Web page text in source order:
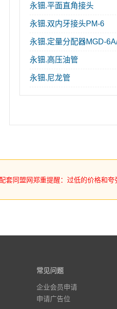
永钿.平面直角接头
永钿.双内牙接头PM-6
永钿.定量分配器MGD-
永钿.高压油管
永钿.尼龙管
套同盟网郑重提醒：过低的价格和
常见问题
企业会员申请
申请广告位